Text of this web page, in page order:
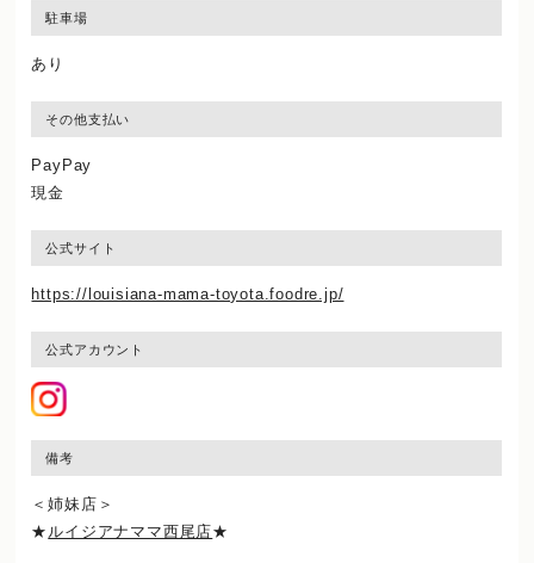
駐車場
あり
その他支払い
PayPay
現金
公式サイト
https://louisiana-mama-toyota.foodre.jp/
公式アカウント
備考
＜姉妹店＞
★ ルイジアナママ西尾店★